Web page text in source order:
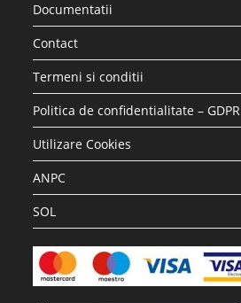
Documentatii
Contact
Termeni si conditii
Politica de confidentialitate – GDPR
Utilizare Cookies
ANPC
SOL